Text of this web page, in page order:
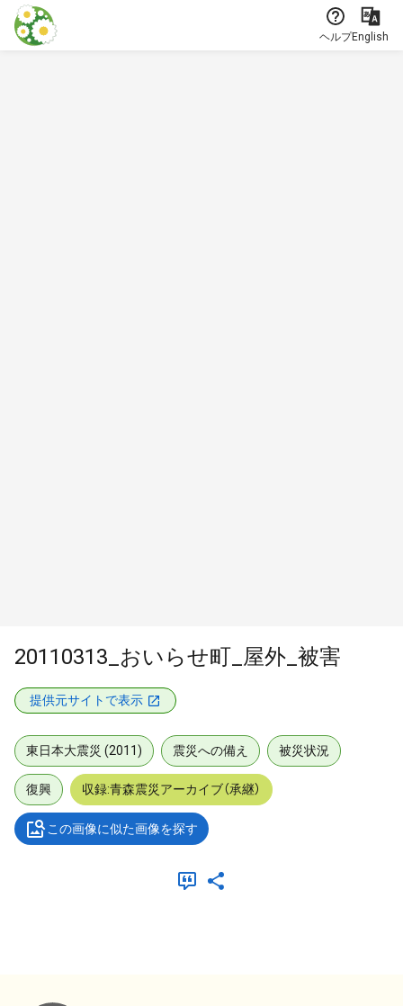
本文に飛ぶ
ヘルプEnglish
20110313_おいらせ町_屋外_被害
提供元サイトで表示
東日本大震災 (2011) 震災への備え 被災状況
復興 収録:青森震災アーカイブ（承継）
この画像に似た画像を探す